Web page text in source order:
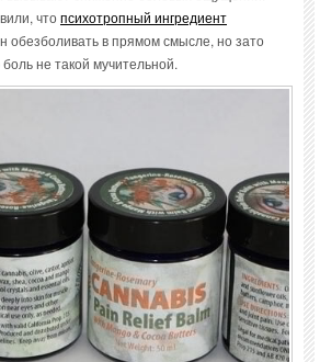
чтопсихотропный ингредиент
обезболивать в прямом смысле, но зато
не такой мучительной.